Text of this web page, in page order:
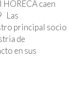
caen
Las
principal socio
de
en sus